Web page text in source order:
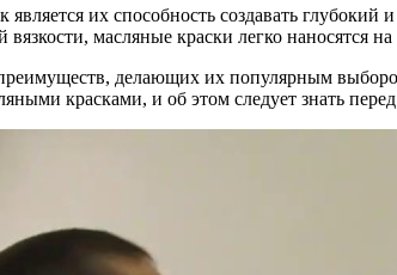
их способность создавать
масляные краски легко
делающих их популярным
красками, и об этом следует знать